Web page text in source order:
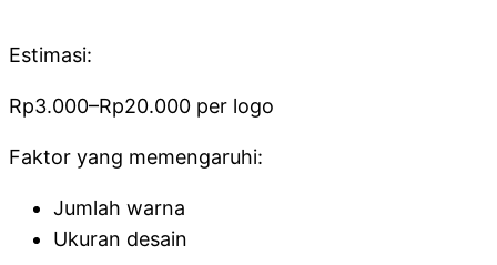
Estimasi:
Rp3.000–Rp20.000 per logo
Faktor yang memengaruhi:
Jumlah warna
Ukuran desain